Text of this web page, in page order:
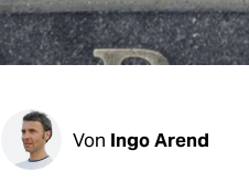
Von Ingo Arend